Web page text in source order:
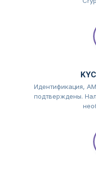
Идентификация,
подтверждены.